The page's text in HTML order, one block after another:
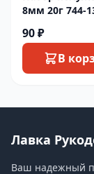
8мм 20г 744-
90 ₽
В
Лавка
Ваш надежный